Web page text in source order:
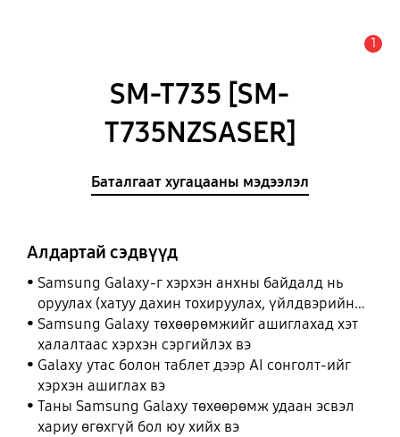
1
SM-T735 [SM-
T735NZSASER]
Баталгаат хугацааны мэдээлэл
Алдартай сэдвүүд
Samsung Galaxy-г хэрхэн анхны байдалд нь
оруулах (хатуу дахин тохируулах, үйлдвэрийн
тохиргоонд оруулах)
Samsung Galaxy төхөөрөмжийг ашиглахад хэт
халалтаас хэрхэн сэргийлэх вэ
Galaxy утас болон таблет дээр AI сонголт-ийг
хэрхэн ашиглах вэ
Таны Samsung Galaxy төхөөрөмж удаан эсвэл
хариу өгөхгүй бол юу хийх вэ